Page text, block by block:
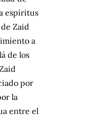
espíritus
Zaid
a
de los
por
la
entre el